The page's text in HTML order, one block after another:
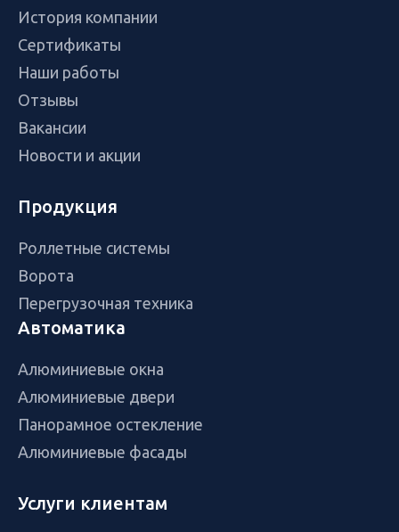
История компании
Сертификаты
Наши работы
Отзывы
Вакансии
Новости и акции
Продукция
Роллетные системы
Ворота
Перегрузочная техника
Автоматика
Алюминиевые окна
Алюминиевые двери
Панорамное остекление
Алюминиевые фасады
Услуги клиентам